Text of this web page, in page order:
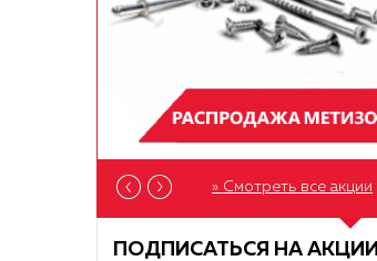
» Смотреть все акции
ПОДПИСАТЬСЯ НА АКЦИИ